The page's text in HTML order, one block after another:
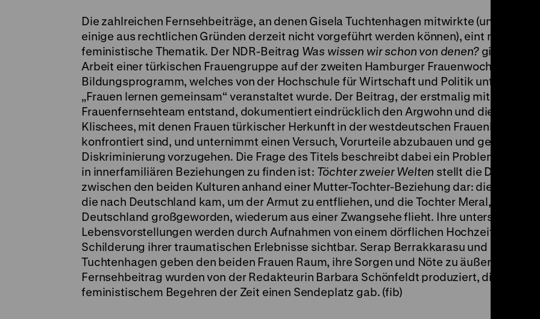
Die zahlreichen Fernsehbeiträge, an denen Gisela Tuchtenhagen mitwirkte (und von
einige aus rechtlichen Gründen derzeit nicht vorgeführt werden können), eint meist ihre
feministische Thematik. Der NDR-Beitrag Was wissen wir schon von denen? gibt
Arbeit einer türkischen Frauengruppe auf der zweiten Hamburger Frauenwoche, ein
Bildungsprogramm, welches von der Hochschule für Wirtschaft und Politik unter dem
„Frauen lernen gemeinsam“ veranstaltet wurde. Der Beitrag, der erstmalig mit einem
Frauenfernsehteam entstand, dokumentiert eindrücklich den Argwohn und die
Klischees, mit denen Frauen türkischer Herkunft in der westdeutschen Frauenbewegung
konfrontiert sind, und unternimmt einen Versuch, Vorurteile abzubauen und gegen
Diskriminierung vorzugehen. Die Frage des Titels beschreibt dabei ein Problem,
in innerfamiliären Beziehungen zu finden ist: Töchter zweier Welten stellt die Diskrepanz
zwischen den beiden Kulturen anhand einer Mutter-Tochter-Beziehung dar: die Mutter
die nach Deutschland kam, um der Armut zu entfliehen, und die Tochter Meral, die, in
Deutschland großgeworden, wiederum aus einer Zwangsehe flieht. Ihre
Lebensvorstellungen werden durch Aufnahmen von einem dörflichen Hochzeitsfest und
Schilderung ihrer traumatischen Erlebnisse sichtbar. Serap Berrakkarasu und Gisela
Tuchtenhagen geben den beiden Frauen Raum, ihre Sorgen und Nöte zu äußern. Film wie
Fernsehbeitrag wurden von der Redakteurin Barbara Schönfeldt produziert, die
feministischem Begehren der Zeit einen Sendeplatz gab. (fib)